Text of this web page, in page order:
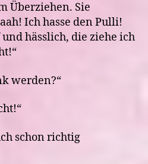
Überziehen. Sie
Ich hasse den Pulli!
hässlich, die ziehe ich
werden?“
schon richtig